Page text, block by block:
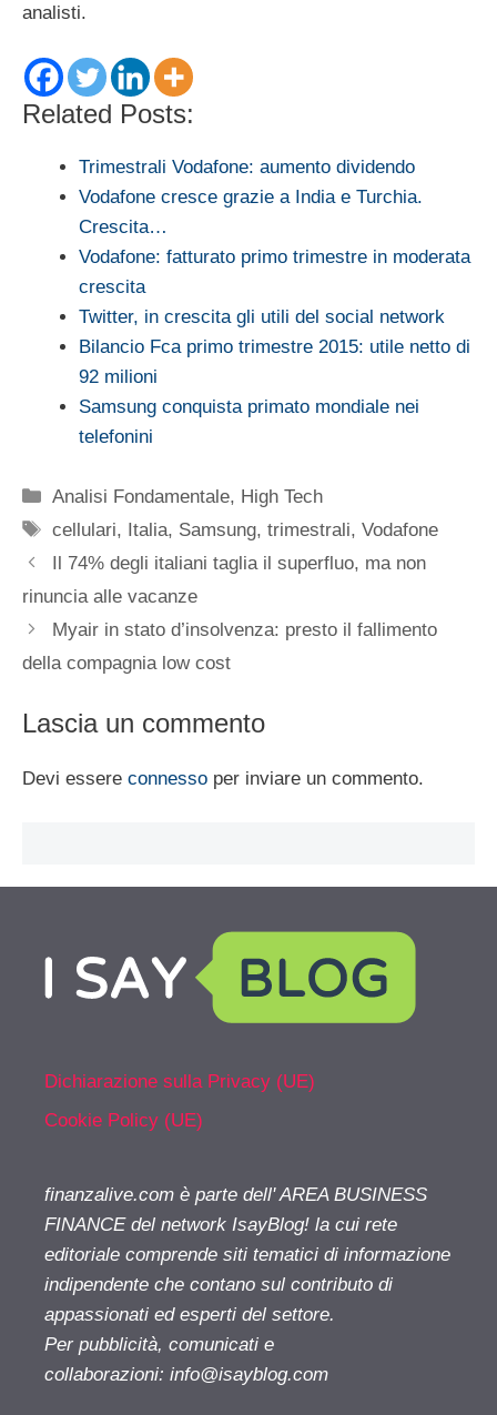
analisti.
Related Posts:
Trimestrali Vodafone: aumento dividendo
Vodafone cresce grazie a India e Turchia.
Crescita…
Vodafone: fatturato primo trimestre in moderata
crescita
Twitter, in crescita gli utili del social network
Bilancio Fca primo trimestre 2015: utile netto di
92 milioni
Samsung conquista primato mondiale nei
telefonini
Categorie
Analisi Fondamentale, High Tech
Tag
cellulari, Italia, Samsung,trimestrali,Vodafone
Il 74% degli italiani taglia il superfluo, ma non
rinuncia alle vacanze
Myair in stato d’insolvenza: presto il fallimento
della compagnia low cost
Lascia un commento
Devi essere connesso per inviare un commento.
Dichiarazione sulla Privacy (UE)
Cookie Policy (UE)
finanzalive.com è parte dell' AREA BUSINESS
FINANCE del network IsayBlog! la cui rete
editoriale comprende siti tematici di informazione
indipendente che contano sul contributo di
appassionati ed esperti del settore.
Per pubblicità, comunicati e
collaborazioni: info@isayblog.com